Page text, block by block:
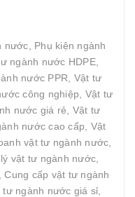
Phụ kiện ngành
ngành nước HDPE,
nước PPR, Vật tư
công nghiệp, Vật tư
nước giá rẻ, Vật tư
nước cao cấp, Vật
vật tư ngành nước,
vật tư ngành nước,
cấp vật tư ngành
ngành nước giá sỉ,